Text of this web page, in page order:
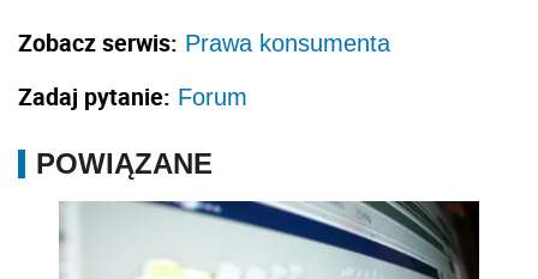
Zobacz serwis: Prawa konsumenta
Zadaj pytanie: Forum
POWIĄZANE